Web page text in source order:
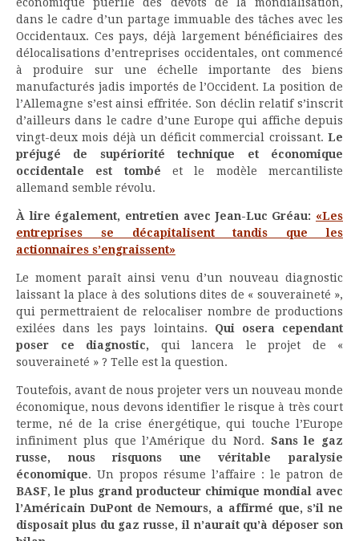
dans le cadre d’un partage immuable des tâches avec les
Occidentaux. Ces pays, déjà largement bénéficiaires des
délocalisations d’entreprises occidentales, ont commencé
à produire sur une échelle importante des biens
manufacturés jadis importés de l’Occident. La position de
l’Allemagne s’est ainsi effritée. Son déclin relatif s’inscrit
d’ailleurs dans le cadre d’une Europe qui affiche depuis
vingt-deux mois déjà un déficit commercial croissant. Le
préjugé de supériorité technique et économique
occidentale est tombé et le modèle mercantiliste
allemand semble révolu.
À lire également, entretien avec Jean-Luc Gréau: «Les
entreprises se décapitalisent tandis que les
actionnaires s’engraissent»
Le moment paraît ainsi venu d’un nouveau diagnostic
laissant la place à des solutions dites de « souveraineté »,
qui permettraient de relocaliser nombre de productions
exilées dans les pays lointains. Qui osera cependant
poser ce diagnostic, qui lancera le projet de «
souveraineté » ? Telle est la question.
Toutefois, avant de nous projeter vers un nouveau monde
économique, nous devons identifier le risque à très court
terme, né de la crise énergétique, qui touche l’Europe
infiniment plus que l’Amérique du Nord. Sans le gaz
russe, nous risquons une véritable paralysie
économique. Un propos résume l’affaire : le patron de
BASF, le plus grand producteur chimique mondial avec
l’Américain DuPont de Nemours, a affirmé que, s’il ne
disposait plus du gaz russe, il n’aurait qu’à déposer son